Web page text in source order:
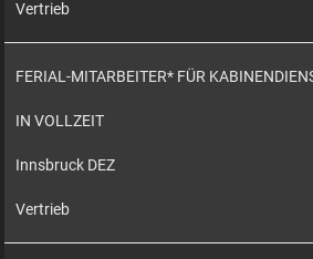
Vertrieb
FERIAL-MITARBEITER* FÜR
IN VOLLZEIT
Innsbruck DEZ
Vertrieb